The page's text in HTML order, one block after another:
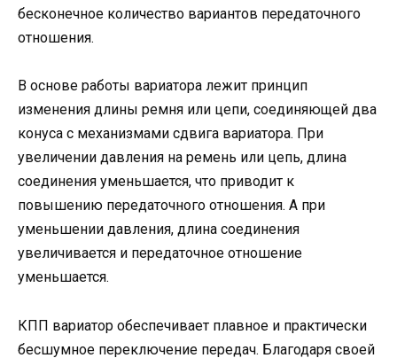
бесконечное количество вариантов передаточного
отношения.
В основе работы вариатора лежит принцип
изменения длины ремня или цепи, соединяющей два
конуса с механизмами сдвига вариатора. При
увеличении давления на ремень или цепь, длина
соединения уменьшается, что приводит к
повышению передаточного отношения. А при
уменьшении давления, длина соединения
увеличивается и передаточное отношение
уменьшается.
КПП вариатор обеспечивает плавное и практически
бесшумное переключение передач. Благодаря своей